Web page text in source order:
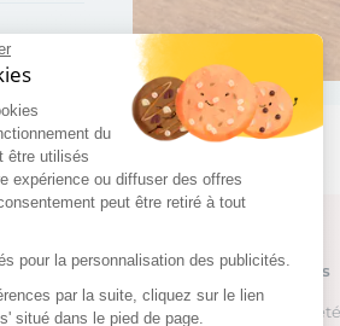
du
être utilisés
expérience ou diffuser des offres
peut être retiré à tout
pour la personnalisation des publicités.
par la suite, cliquez sur le lien
situé dans le pied de page.
30,90 €/ 30 jours
2 collagènes